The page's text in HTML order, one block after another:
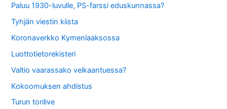
Paluu 1930-luvulle, PS-farssi eduskunnassa?
Tyhjän viestin kiista
Koronaverkko Kymenlaaksossa
Luottotietorekisteri
Valtio vaarassako velkaantuessa?
Kokoomuksen ahdistus
Turun torilive